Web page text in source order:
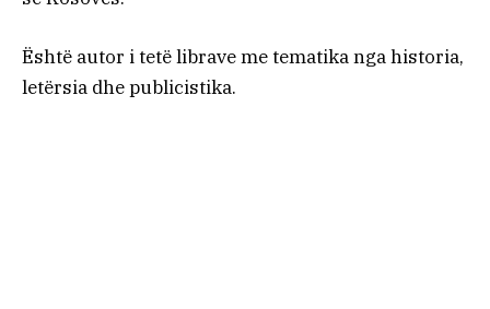
Është autor i tetë librave me tematika nga historia,
letërsia dhe publicistika.